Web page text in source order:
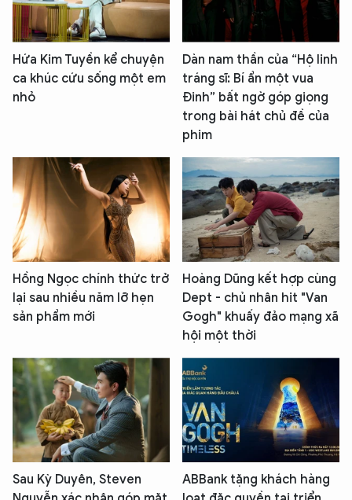
Hứa Kim Tuyền kể chuyện
ca khúc cứu sống một em
nhỏ
Dàn nam thần của “Hộ linh
tráng sĩ: Bí ẩn một vua
Đinh” bất ngờ góp giọng
trong bài hát chủ đề của
phim
Hồng Ngọc chính thức trở
lại sau nhiều năm lỡ hẹn
sản phẩm mới
Hoàng Dũng kết hợp cùng
Dept - chủ nhân hit "Van
Gogh" khuấy đảo mạng xã
hội một thời
Sau Kỳ Duyên, Steven
ABBank tặng khách hàng